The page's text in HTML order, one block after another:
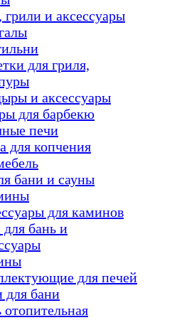
и аксессуары
для гриля,
и аксессуары
для барбекю
печи
для копчения
бани и сауны
для каминов
для бань и
для печей
для бани
отопительная